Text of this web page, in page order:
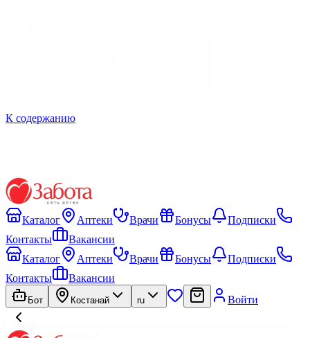
К содержанию
Каталог Аптеки Врачи Бонусы
Подписки
Контакты
Вакансии
Каталог
Аптеки Врачи Бонусы
Подписки
Контакты
Вакансии
Бот Костанай ru Войти